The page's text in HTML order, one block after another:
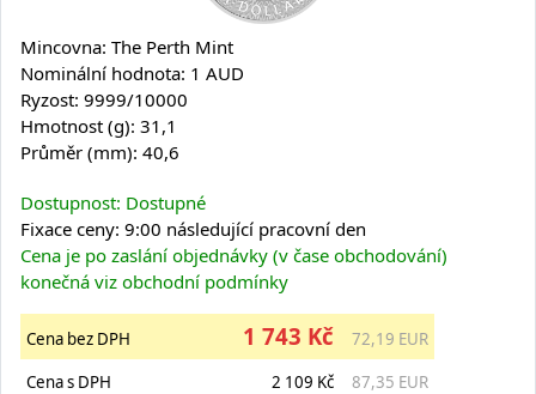
Mincovna: The Perth Mint
Nominální hodnota: 1 AUD
Ryzost: 9999/10000
Hmotnost (g): 31,1
Průměr (mm): 40,6
Dostupnost: Dostupné
Fixace ceny: 9:00 následující pracovní den
Cena je po zaslání objednávky (v čase obchodování)
konečná viz obchodní podmínky
Cena bez DPH 1 743 Kč
72,19 EUR
Cena s DPH
2 109 Kč 87,35 EUR